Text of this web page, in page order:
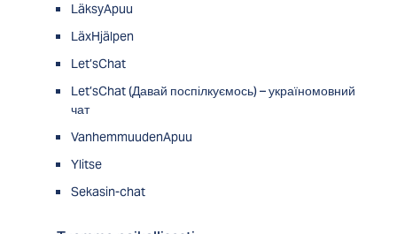
LäksyApuu
LäxHjälpen
Let’sChat
Let’sChat (Давай поспілкуємось) – україномовний
чат
VanhemmuudenApuu
Ylitse
Sekasin-chat